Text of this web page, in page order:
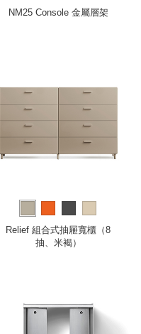
NM25 Console 金屬層架
Relief 組合式抽屜寬櫃（8
抽、米褐）